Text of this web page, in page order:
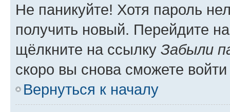
Не паникуйте! Хотя пароль
получить новый. Перейдите
щёлкните на ссылку Забыли
скоро вы снова сможете
Вернуться к началу